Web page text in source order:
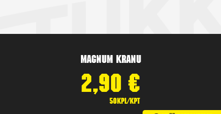
Magnum Kranu
2,90 €
50kpl/kpt